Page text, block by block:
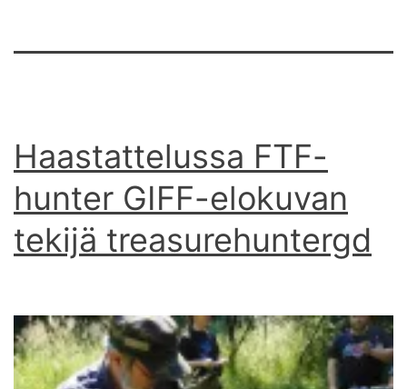
Haastattelussa FTF-
hunter GIFF-elokuvan
tekijä treasurehuntergd